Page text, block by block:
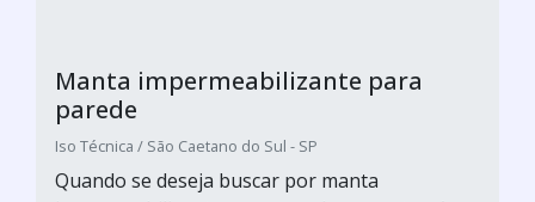
Manta impermeabilizante para
parede
Iso Técnica / São Caetano do Sul - SP
Quando se deseja buscar por manta